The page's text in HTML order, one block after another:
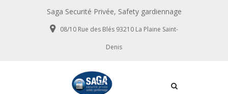
Saga Securité Privée, Safety gardiennage
08/10 Rue des Blés 93210 La Plaine Saint-
Denis